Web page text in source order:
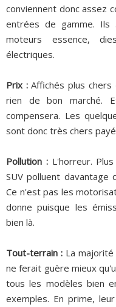
conviennent donc assez
entrées de gamme. Ils
moteurs essence,
électriques.
Prix :Affichés plus chers
rien de bon marché.
compensera. Les
sont donc très chers
Pollution :L'horreur. Plus
SUV polluent davantage
Ce n'est pas les
donne puisque les
bien là.
Tout-terrain : La
ne ferait guère mieux
tous les modèles bien
exemples. En prime,